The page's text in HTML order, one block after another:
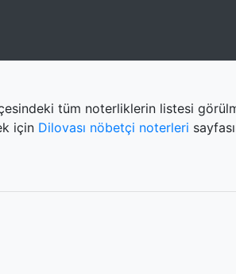
tüm noterliklerin listesi
için Dilovası nöbetçi noterleri